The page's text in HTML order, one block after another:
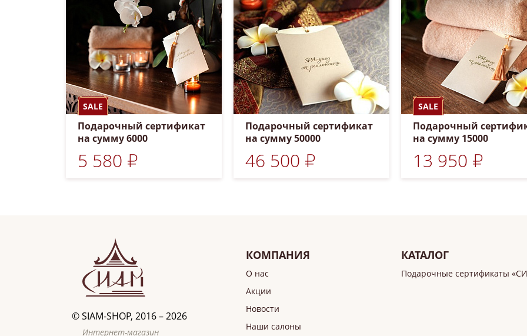
SALE
Подарочный сертификат
на сумму 6000
5 580 ₽
Подарочный сертификат
на сумму 50000
46 500 ₽
SALE
Подарочный
на сумму 15000
13 950 ₽
©SIAM-SHOP, 2016 – 2026
Интернет-магазин
КОМПАНИЯ
О нас
Акции
Новости
Наши салоны
КАТАЛОГ
Подарочные сертификаты